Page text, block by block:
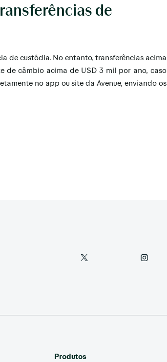
de
de custódia. No entanto, transferências acima
de câmbio acima de USD 3 mil por ano, caso
no app ou site da Avenue, enviando os
Produtos